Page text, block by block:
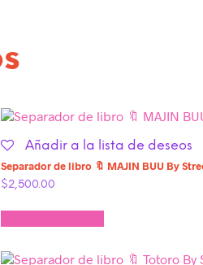
Añadir a la lista de deseos
Separador de libro 🔖 MAJIN BUU By
$2,500.00